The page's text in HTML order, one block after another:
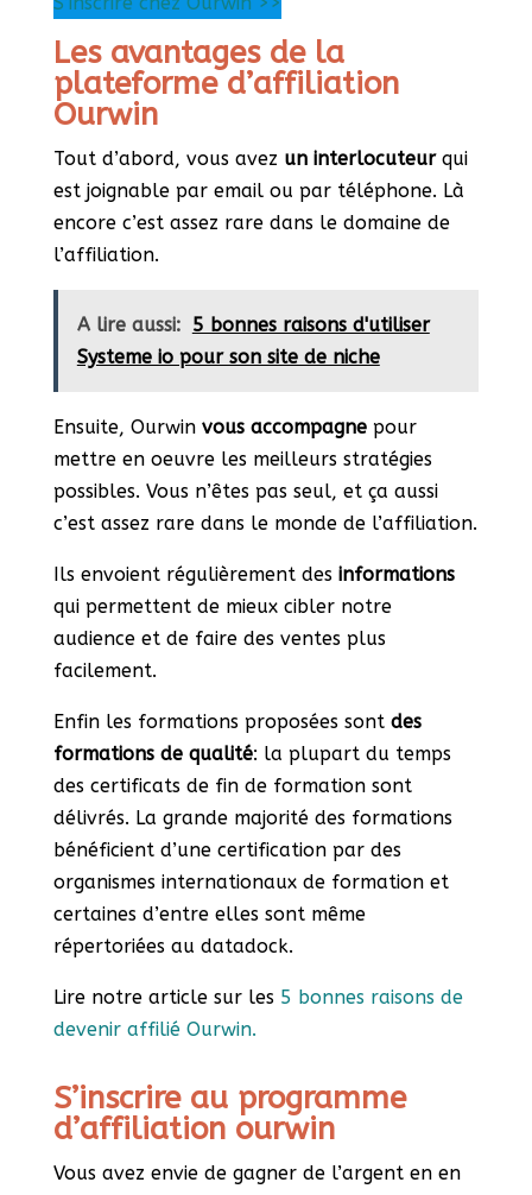
Les avantages de la
plateforme d’affiliation
Ourwin
Tout d’abord, vous avez un interlocuteurqui
est joignable par email ou par téléphone. Là
encore c’est assez rare dans le domaine de
l’affiliation.
A lire aussi: 5 bonnes raisons d'utiliser
Systeme io pour son site de niche
Ensuite, Ourwin vous accompagnepour
mettre en oeuvre les meilleurs stratégies
possibles. Vous n’êtes pas seul, et ça aussi
c’est assez rare dans le monde de l’affiliation.
Ils envoient régulièrement des informations
qui permettent de mieux cibler notre
audience et de faire des ventes plus
facilement.
Enfin les formations proposées sontdes
formations de qualité: la plupart du temps
des certificats de fin de formation sont
délivrés. La grande majorité des formations
bénéficient d’une certification par des
organismes internationaux de formation et
certaines d’entre elles sont même
répertoriées au datadock.
Lire notre article sur les 5 bonnes raisons de
devenir affilié Ourwin.
S’inscrire au programme
d’affiliation ourwin
Vous avez envie de gagner de l’argent en en